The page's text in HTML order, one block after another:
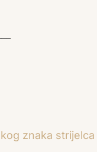
znaka strijelca